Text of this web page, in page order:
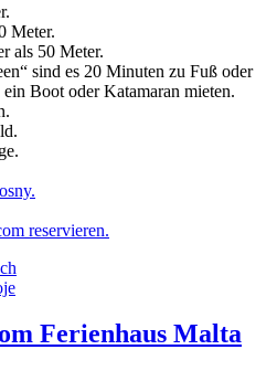
Meter.
als 50 Meter.
sind es 20 Minuten zu Fuß oder
Boot oder Katamaran mieten.
reservieren.
Ferienhaus Malta